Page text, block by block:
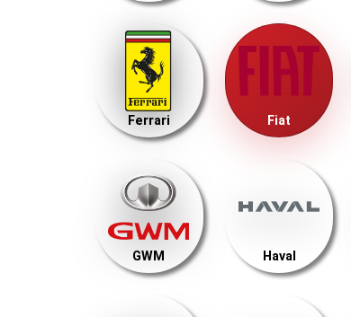
Ferrari Fiat
GWM Haval